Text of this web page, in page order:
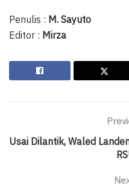
Penulis : M. Sayuto
Editor : Mirza
Usai Dilantik, Waled